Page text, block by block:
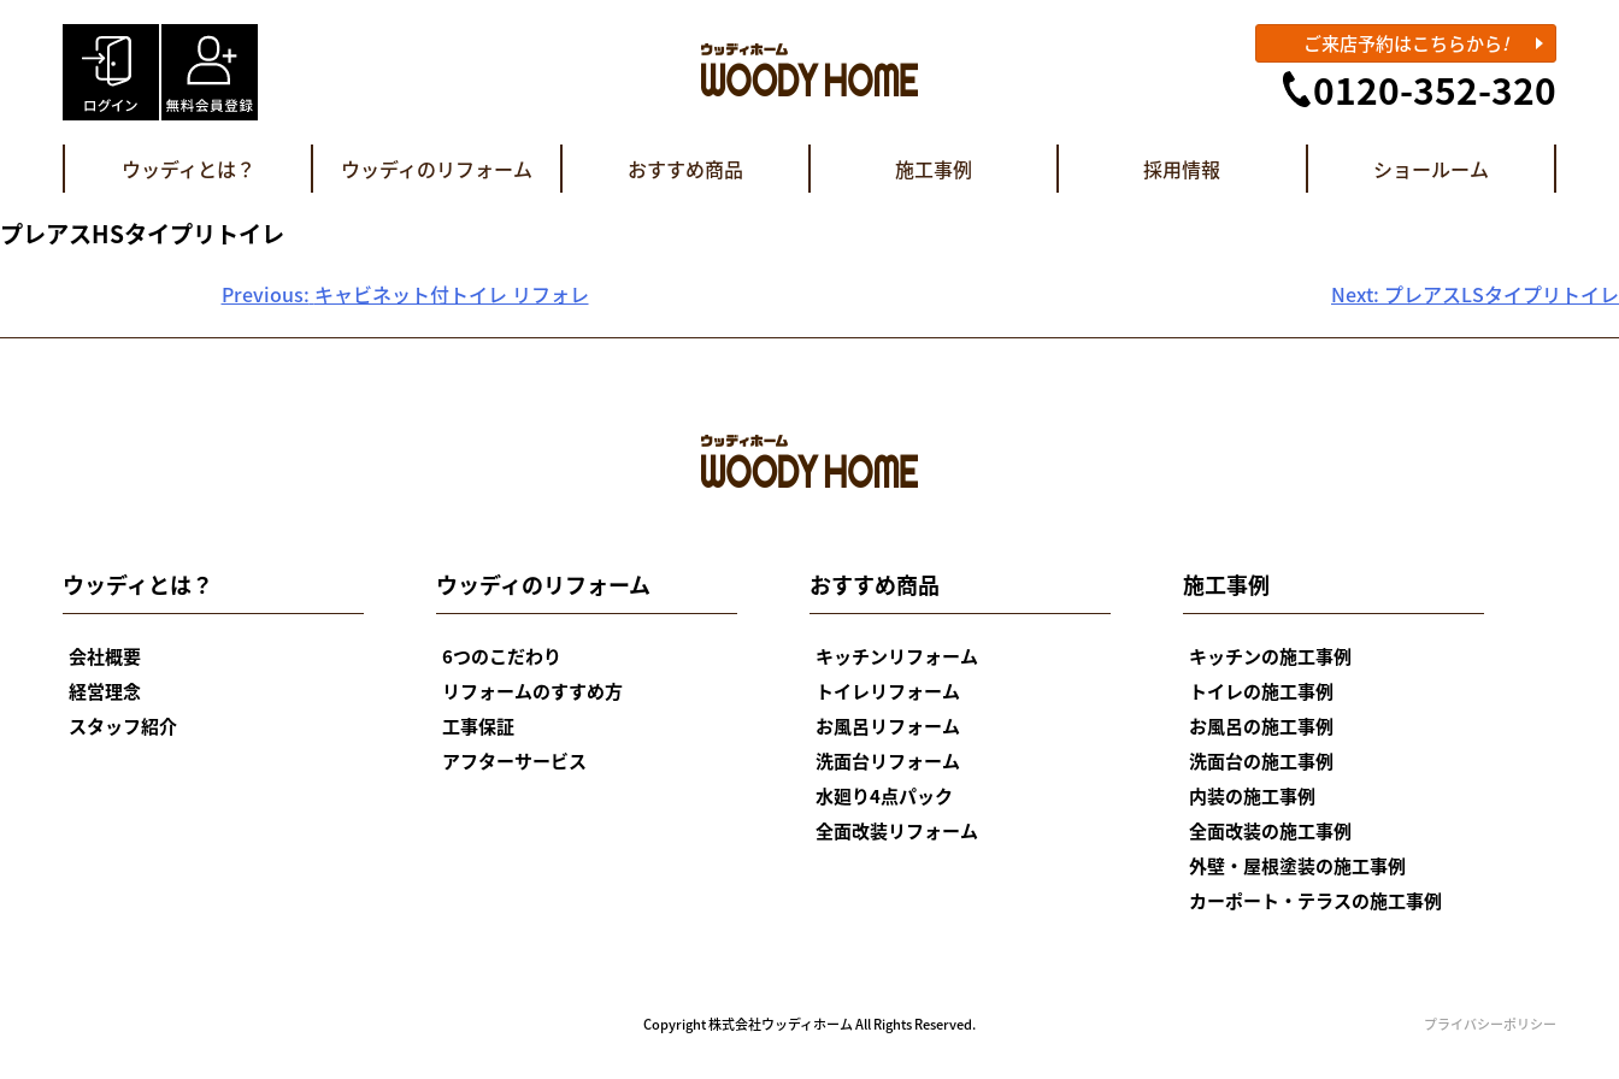
ご来店予約はこちらから!
0120-352-320
ウッディとは？ ウッディのリフォーム おすすめ商品 施工事例 採用情報 ショールーム
プレアスHSタイプリトイレ
稿
Previous: キャビネット付トイレ リフォレ Next: プレアスLSタイプリトイレ
ウッディとは？
会社概要
経営理念
スタッフ紹介
ウッディのリフォーム
6つのこだわり
リフォームのすすめ方
工事保証
アフターサービス
おすすめ商品
キッチンリフォーム
トイレリフォーム
お風呂リフォーム
洗面台リフォーム
水廻り4点パック
全面改装リフォーム
施工事例
キッチンの施工事例
トイレの施工事例
お風呂の施工事例
洗面台の施工事例
内装の施工事例
全面改装の施工事例
外壁・屋根塗装の施工事例
カーポート・テラスの施工事例
Copyright 株式会社ウッディホーム All Rights Reserved. プライバシーポリシー